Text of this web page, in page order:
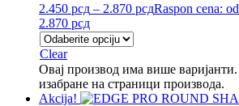
2.450 рсд – 2.870 рсдRaspon cena:
2.870 рсд
Clear
Овај производ има више
изабране на страници производа.
Akcija!